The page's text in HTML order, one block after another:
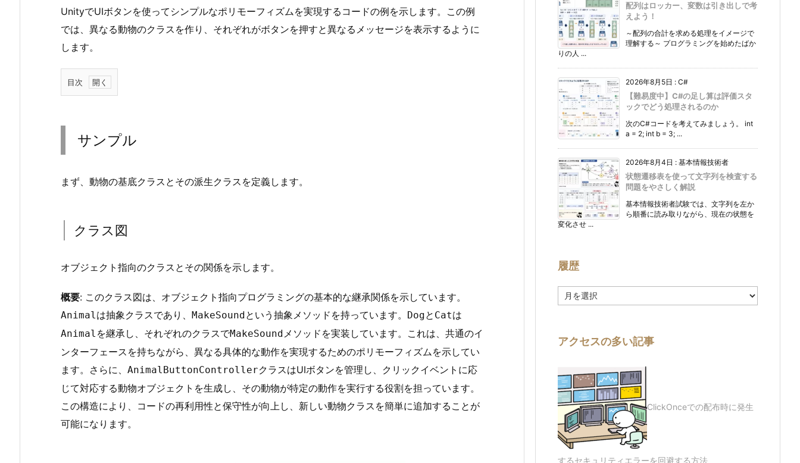
UnityでUIボタンを使ってシンプルなポリモーフィズムを実現するコードの例を示します。この例
では、異なる動物のクラスを作り、それぞれがボタンを押すと異なるメッセージを表示するように
します。
目次
1.
プ
1.
ス
1.
S
t
e
p
物
ク
ラ
サンプル
まず、動物の基底クラスとその派生クラスを定義します。
クラス図
オブジェクト指向のクラスとその関係を示します。
概要: このクラス図は、オブジェクト指向プログラミングの基本的な継承関係を示しています。
Animalは抽象クラスであり、 MakeSound という抽象メソッドを持っています。 Dogと Catは
Animal を継承し、それぞれのクラスでMakeSound メソッドを実装しています。これは、共通のイ
ンターフェースを持ちながら、異なる具体的な動作を実現するためのポリモーフィズムを示してい
ます。さらに、 AnimalButtonControllerクラスはUIボタンを管理し、クリックイベントに応
じて対応する動物オブジェクトを生成し、その動物が特定の動作を実行する役割を担っています。
この構造により、コードの再利用性と保守性が向上し、新しい動物クラスを簡単に追加することが
可能になります。
配列はロッカー、変数は引き出しで考
えよう！
～配列の合計を求める処理をイメージで
理解する～ プログラミングを始めたばか
りの人 ...
2026年8月5日 : C#
【難易度中】C#の足し算は評価スタ
ックでどう処理されるのか
次のC#コードを考えてみましょう。 int
a = 2; int b = 3; ...
2026年8月4日 : 基本情報技術者
状態遷移表を使って文字列を検査する
問題をやさしく解説
基本情報技術者試験では、文字列を左か
ら順番に読み取りながら、現在の状態を
変化させ ...
履歴
歴
アクセスの多い記事
ClickOnceでの配布時に発生
するセキュリティエラーを回避する方法